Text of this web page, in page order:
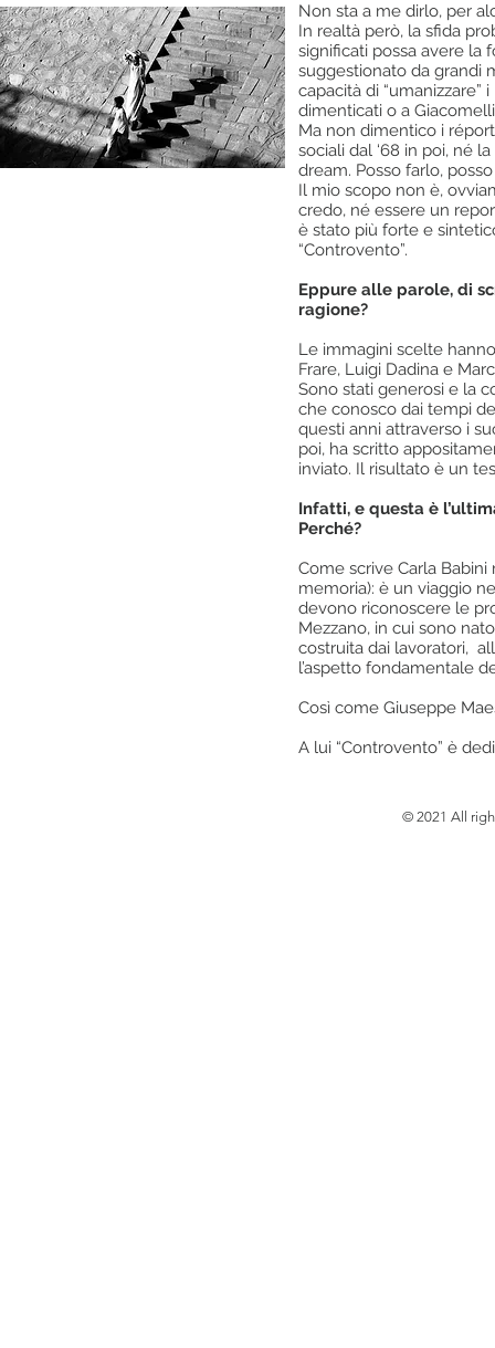
Non sta a me dirlo, per
In realtà però, la sfida
significati possa avere la
suggestionato da grandi
capacità di
dimenticati o a
Ma non dimentico i
sociali dal ‘68 in poi, né
dream. Posso farlo,
Il mio scopo non è,
credo, né essere un
è stato più forte e
“Controvento”.
Eppure alle parole, di
ragione?
Le immagini scelte
Frare, Luigi Dadina e
Sono stati generosi e la
che conosco dai tempi
questi anni attraverso i
poi, ha scritto
inviato. Il risultato è un
Infatti, e questa è
Perché?
Come scrive Carla
memoria): è un viaggio
devono riconoscere le
Mezzano, in cui sono
costruita dai lavoratori,
l’aspetto fondamentale
Così come Giuseppe
A lui “Controvento” è
© 2021 All